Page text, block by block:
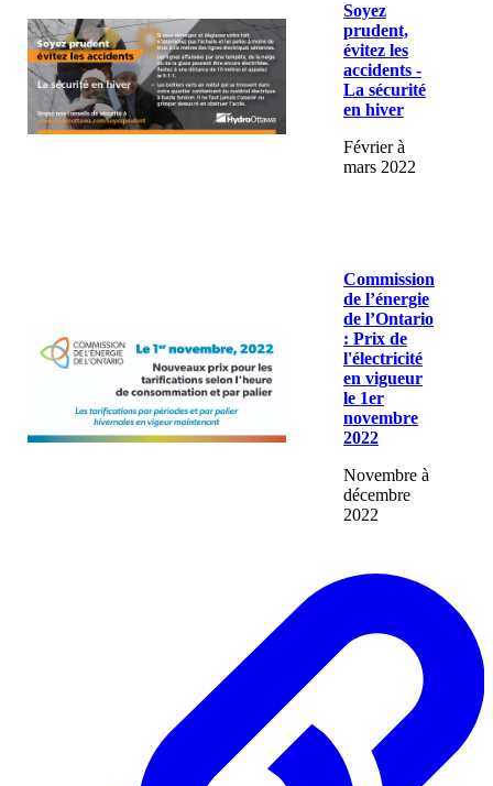
Soyez
prudent,
évitez les
accidents -
La sécurité
en hiver
Février à
mars 2022
Commission
de l’énergie
de l’Ontario
: Prix de
l'électricité
en vigueur
le 1er
novembre
2022
Novembre à
décembre
2022